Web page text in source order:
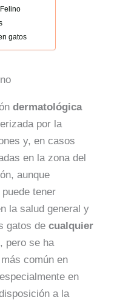
gatos
dermatológica
por la
y, en casos
en la zona del
aunque
tener
la salud general y
gatos decualquier
pero se ha
común en
en
a la